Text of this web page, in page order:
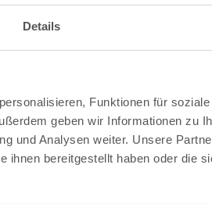
Details
Funktionen für
geben wir Informationen zu
und Analysen weiter. Unsere
ihnen bereitgestellt haben oder die